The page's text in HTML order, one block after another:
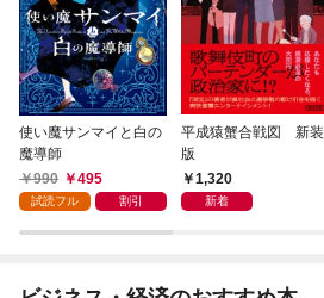
使い魔サンマイと白の
魔導師
990
495
試読フル 割引
平成猿蟹合戦図 新装
版
1,320
新着